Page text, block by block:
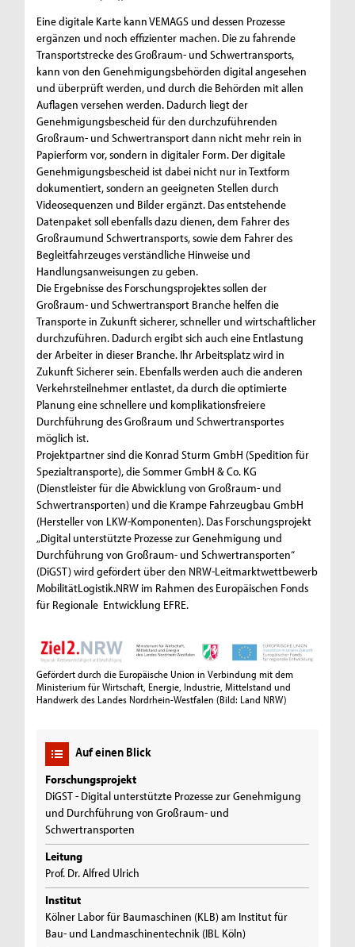
Eine digitale Karte kann VEMAGS und dessen Prozesse
ergänzen und noch effizienter machen. Die zu fahrende
Transportstrecke des Großraum- und Schwertransports,
kann von den Genehmigungsbehörden digital angesehen
und überprüft werden, und durch die Behörden mit allen
Auflagen versehen werden. Dadurch liegt der
Genehmigungsbescheid für den durchzuführenden
Großraum- und Schwertransport dann nicht mehr rein in
Papierform vor, sondern in digitaler Form. Der digitale
Genehmigungsbescheid ist dabei nicht nur in Textform
dokumentiert, sondern an geeigneten Stellen durch
Videosequenzen und Bilder ergänzt. Das entstehende
Datenpaket soll ebenfalls dazu dienen, dem Fahrer des
Großraumund Schwertransports, sowie dem Fahrer des
Begleitfahrzeuges verständliche Hinweise und
Handlungsanweisungen zu geben.
Die Ergebnisse des Forschungsprojektes sollen der
Großraum- und Schwertransport Branche helfen die
Transporte in Zukunft sicherer, schneller und wirtschaftlicher
durchzuführen. Dadurch ergibt sich auch eine Entlastung
der Arbeiter in dieser Branche. Ihr Arbeitsplatz wird in
Zukunft Sicherer sein. Ebenfalls werden auch die anderen
Verkehrsteilnehmer entlastet, da durch die optimierte
Planung eine schnellere und komplikationsfreiere
Durchführung des Großraum und Schwertransportes
möglich ist.
Projektpartner sind die Konrad Sturm GmbH (Spedition für
Spezialtransporte), die Sommer GmbH & Co. KG
(Dienstleister für die Abwicklung von Großraum- und
Schwertransporten) und die Krampe Fahrzeugbau GmbH
(Hersteller von LKW-Komponenten). Das Forschungsprojekt
„Digital unterstützte Prozesse zur Genehmigung und
Durchführung von Großraum- und Schwertransporten“
(DiGST) wird gefördert über den NRW-Leitmarktwettbewerb
MobilitätLogistik.NRW im Rahmen des Europäischen Fonds
für Regionale Entwicklung EFRE.
Gefördert durch die Europäische Union in Verbindung mit dem
Ministerium für Wirtschaft, Energie, Industrie, Mittelstand und
Handwerk des Landes Nordrhein-Westfalen (Bild: Land NRW)
Auf einen Blick
Forschungsprojekt
DiGST - Digital unterstützte Prozesse zur Genehmigung
und Durchführung von Großraum- und
Schwertransporten
Leitung
Prof. Dr. Alfred Ulrich
Institut
Kölner Labor für Baumaschinen (KLB) am Institut für
Bau- und Landmaschinentechnik (IBL Köln)